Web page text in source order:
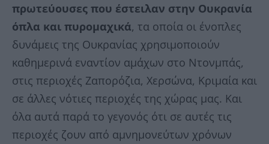
πρωτεύουσες που έστειλαν στην Ουκρανία
όπλα και πυρομαχικά, τα οποία οι ένοπλες
δυνάμεις της Ουκρανίας χρησιμοποιούν
καθημερινά εναντίον αμάχων στο Ντονμπάς,
στις περιοχές Ζαπορόζια, Χερσώνα, Κριμαία και
σε άλλες νότιες περιοχές της χώρας μας. Και
όλα αυτά παρά το γεγονός ότι σε αυτές τις
περιοχές ζουν από αμνημονεύτων χρόνων